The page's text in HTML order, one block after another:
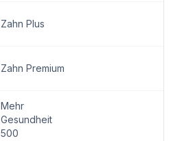
Zahn Plus
Zahn Premium
Mehr
Gesundheit
500